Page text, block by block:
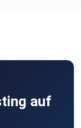
auf